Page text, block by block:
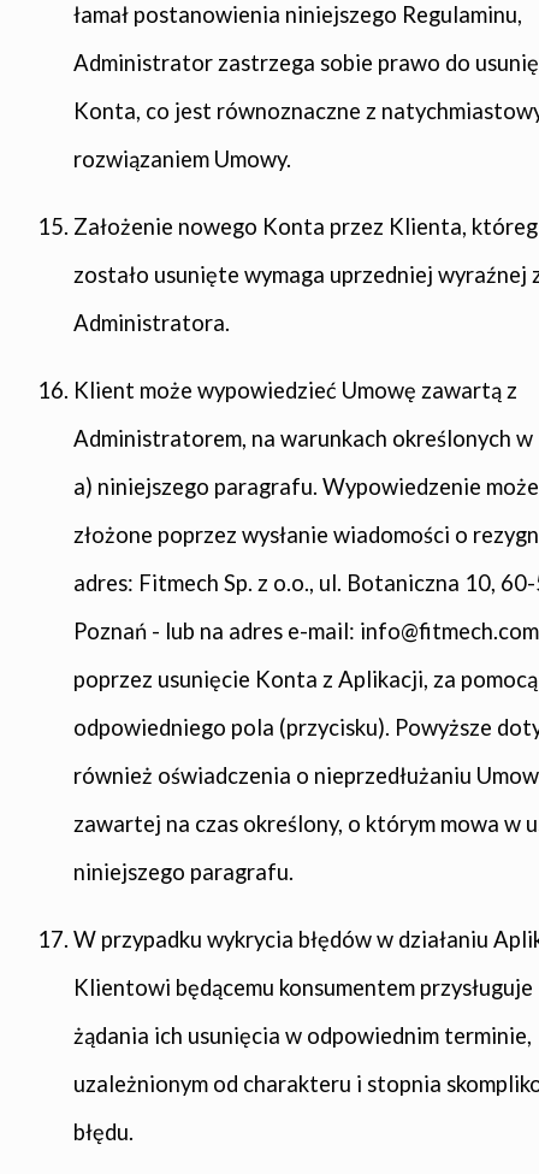
łamał postanowienia niniejszego Regulaminu,
Administrator zastrzega sobie prawo do
Konta, co jest równoznaczne z
rozwiązaniem Umowy.
Założenie nowego Konta przez Klienta,
zostało usunięte wymaga uprzedniej wyraźnej
Administratora.
Klient może wypowiedzieć Umowę zawartą z
Administratorem, na warunkach określonych
a) niniejszego paragrafu. Wypowiedzenie
złożone poprzez wysłanie wiadomości o
adres: Fitmech Sp. z o.o., ul. Botaniczna 10,
Poznań - lub na adres e-mail:
poprzez usunięcie Konta z Aplikacji, za pomocą
odpowiedniego pola (przycisku). Powyższe
również oświadczenia o nieprzedłużaniu
zawartej na czas określony, o którym mowa w
niniejszego paragrafu.
W przypadku wykrycia błędów w działaniu
Klientowi będącemu konsumentem
żądania ich usunięcia w odpowiednim terminie,
uzależnionym od charakteru i stopnia
błędu.